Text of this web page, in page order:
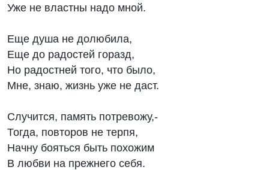
Уже не властны надо мной.
Еще душа не долюбила,
Еще до радостей горазд,
Но радостней того, что было,
Мне, знаю, жизнь уже не даст.
Случится, память потревожу,-
Тогда, повторов не терпя,
Начну бояться быть похожим
В любви на прежнего себя.